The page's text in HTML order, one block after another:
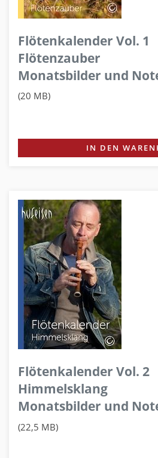
Flötenkalender Vol. 1
Flötenzauber
Monatsbilder und
(20 MB)
IN DEN
Flötenkalender Vol. 2
Himmelsklang
Monatsbilder und
(22,5 MB)